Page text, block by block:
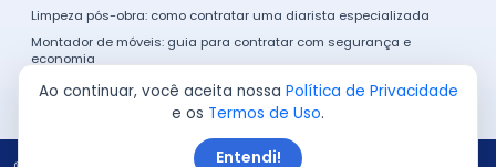
Limpeza pós-obra: como contratar uma diarista especializada
Montador de móveis: guia para contratar com segurança e
economia
Como encontrar um eletricista de confiança na sua cidade
Ao continuar, você aceita nossa Política de Privacidade
e os Termos de Uso.
Entendi!